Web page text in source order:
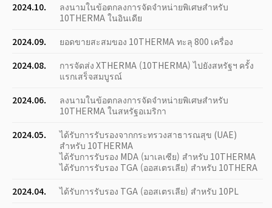
2024.10.
ลงนามในข้อตกลงการจัดจำหน่ายพิเศษสำหรับ
10THERMA ในอินเดีย
2024.09.
ยอดขายสะสมของ 10THERMA ทะลุ 800 เครื่อง
2024.08.
การจัดส่ง XTHERMA (10THERMA) ไปยังสหรัฐฯ ครั้ง
แรกเสร็จสมบูรณ์
2024.06.
ลงนามในข้อตกลงการจัดจำหน่ายพิเศษสำหรับ
10THERMA ในสหรัฐอเมริกา
2024.05.
ได้รับการรับรองจากกระทรวงสาธารณสุข (UAE)
สำหรับ 10THERMA
ได้รับการรับรอง MDA (มาเลเซีย) สำหรับ 10THERMA
ได้รับการรับรอง TGA (ออสเตรเลีย) สำหรับ 10THERA
2024.04.
ได้รับการรับรอง TGA (ออสเตรเลีย) สำหรับ 10PL